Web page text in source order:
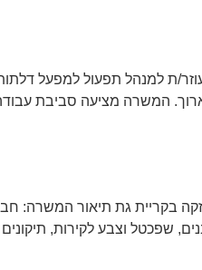
ת למנהל תפעול למפעל
ארוך. המשרה מציעה סביבת
בקריית גת תיאור המשרה: